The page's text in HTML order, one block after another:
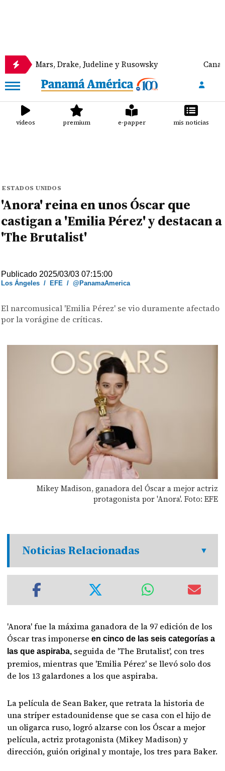
Drake, Judeline y Rusowsky Canal de
videos premium e-papper mis noticias
ESTADOS UNIDOS
'Anora' reina en unos Óscar que
castigan a 'Emilia Pérez' y destacan a
'The Brutalist'
Publicado 2025/03/03 07:15:00
Los Ángeles / EFE /@PanamaAmerica
El narcomusical 'Emilia Pérez' se vio duramente afectado
por la vorágine de críticas.
Mikey Madison, ganadora del Óscar a mejor actriz
protagonista por 'Anora'. Foto: EFE
Noticias Relacionadas
'Anora' fue la máxima ganadora de la 97 edición de los
Óscar tras imponerse en cinco de las seis categorías a
las que aspiraba, seguida de 'The Brutalist', con tres
premios, mientras que 'Emilia Pérez' se llevó solo dos
de los 13 galardones a los que aspiraba.
La película de Sean Baker, que retrata la historia de
una stríper estadounidense que se casa con el hijo de
un oligarca ruso, logró alzarse con los Óscar a mejor
película, actriz protagonista (Mikey Madison) y
dirección, guión original y montaje, los tres para Baker.